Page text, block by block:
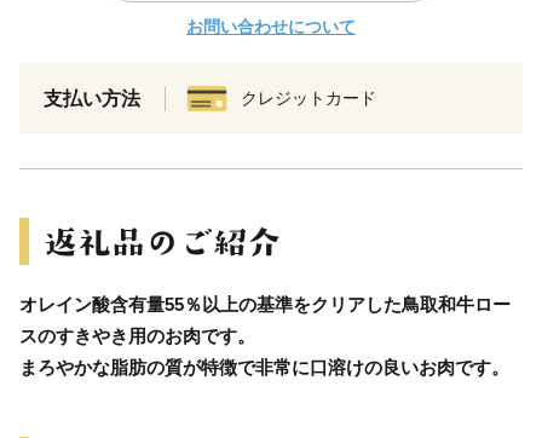
お問い合わせについて
支払い方法 クレジットカード
オレイン酸含有量55％以上の基準をクリアした鳥取和牛ロー
スのすきやき用のお肉です。
まろやかな脂肪の質が特徴で非常に口溶けの良いお肉です。